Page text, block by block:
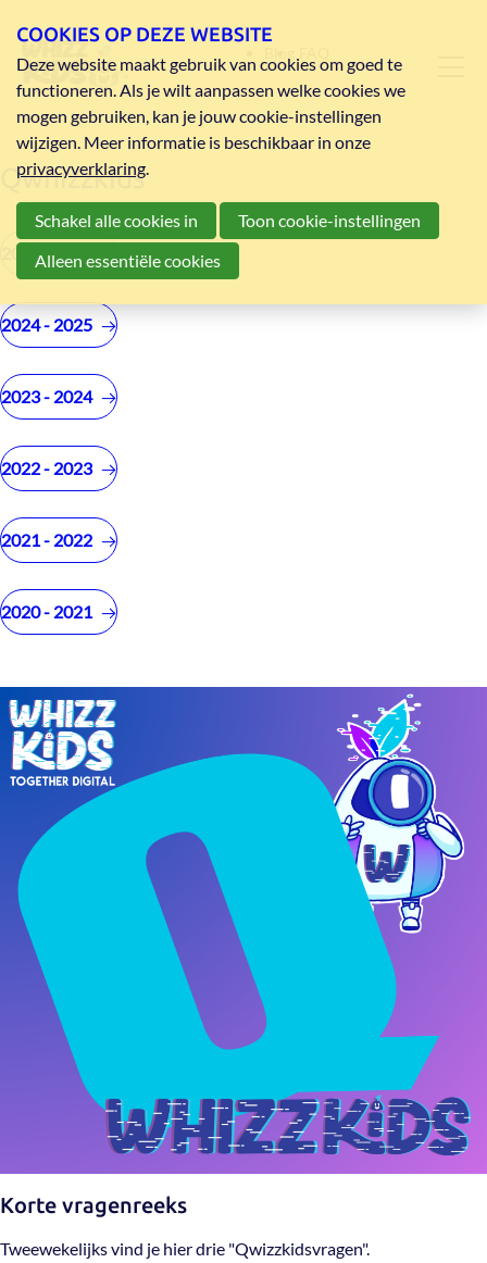
Qwhizzkids
Korte vragenreeks
Tweewekelijks vind je hier drie "Qwizzkidsvragen".
2025 - 2026
2024 - 2025
2023 - 2024
2022 - 2023
2021 - 2022
2020 - 2021
COOKIES OP DEZE WEBSITE
Deze website maakt gebruik van cookies om goed te
functioneren. Als je wilt aanpassen welke cookies we
mogen gebruiken, kan je jouw cookie-instellingen
wijzigen. Meer informatie is beschikbaar in onze
privacyverklaring.
Schakel alle cookies in
Toon cookie-instellingen
Alleen essentiële cookies